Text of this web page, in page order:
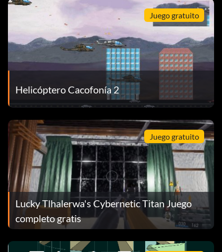
Juego gratuito
Helicóptero Cacofonía 2
Juego gratuito
Lucky Tlhalerwa's Cybernetic Titan Juego
completo gratis